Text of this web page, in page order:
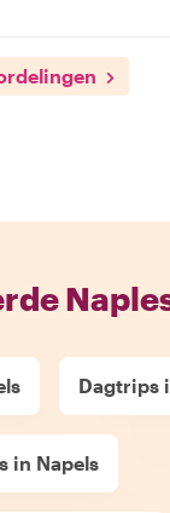
Dagtrips
in Napels